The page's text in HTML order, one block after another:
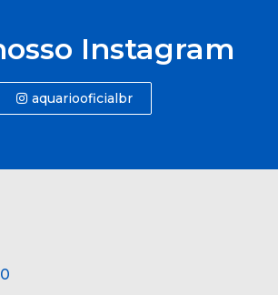
Instagram
aquariooficialbr